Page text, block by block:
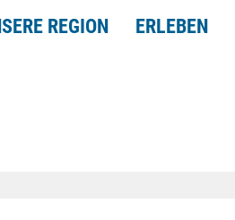
REGION ERLEBEN